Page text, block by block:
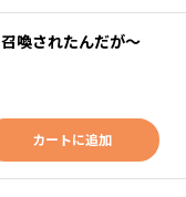
喚されたんだが～
カートに追加